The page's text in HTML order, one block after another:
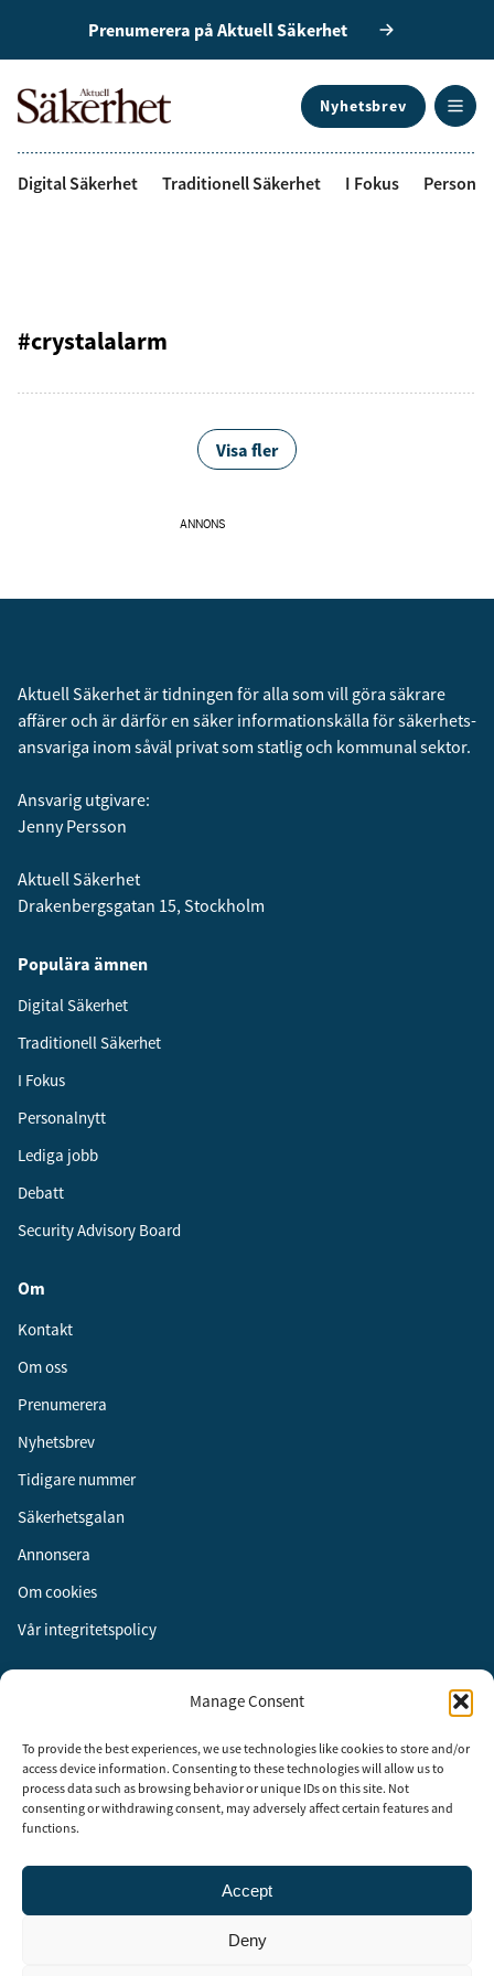
Manage Consent
To provide the best experiences, we use technologies like cookies to store and/or
access device information. Consenting to these technologies will allow us to
process data such as browsing behavior or unique IDs on this site. Not
consenting or withdrawing consent, may adversely affect certain features and
functions.
Accept
Deny
Prenumerera på Aktuell Säkerhet
Nyhetsbrev
Digital Säkerhet Traditionell Säkerhet I Fokus
#crystalalarm
Visa fler
ANNONS
Aktuell Säkerhet är tidningen för alla som vill göra säkrare
affärer och är därför en säker informationskälla för säkerhets­
ansvariga inom såväl privat som statlig och kommunal sektor.
Ansvarig utgivare:
Jenny Persson
Aktuell Säkerhet
Drakenbergsgatan 15, Stockholm
Populära ämnen
Digital Säkerhet
Traditionell Säkerhet
I Fokus
Personalnytt
Lediga jobb
Debatt
Security Advisory Board
Om
Kontakt
Om oss
Prenumerera
Nyhetsbrev
Tidigare nummer
Säkerhetsgalan
Annonsera
Om cookies
Vår integritetspolicy
Instagram
LinkedIn
Säkerhet år 2003 för att stimulera, utveckla och informera om